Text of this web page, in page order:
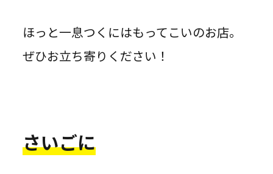
ほっと一息つくにはもってこいのお店。
ぜひお立ち寄りください！
さいごに